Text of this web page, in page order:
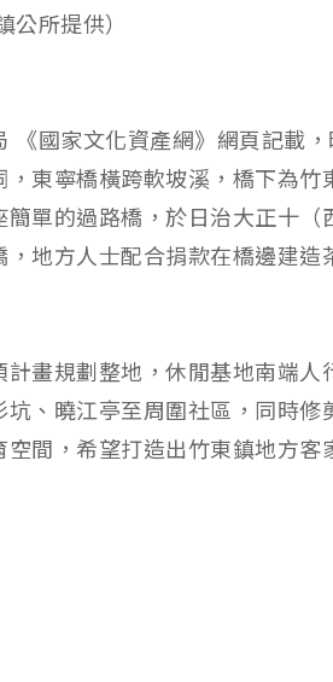
公所提供）
《國家文化資產網》網頁記載
東寧橋橫跨軟坡溪，橋下為竹
簡單的過路橋，於日治大正十（
地方人士配合捐款在橋邊建造
計畫規劃整地，休閒基地南端人
、曉江亭至周圍社區，同時修
間，希望打造出竹東鎮地方客